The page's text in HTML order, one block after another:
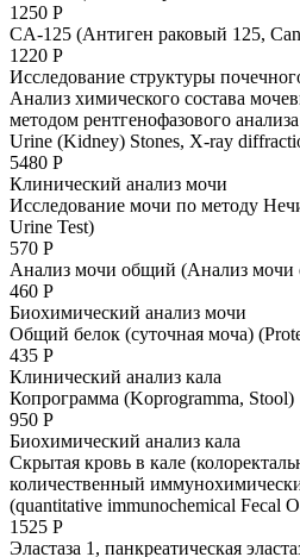
1250 Р
CA-125 (Антиген раковый 125,
1220 Р
Исследование структуры
Анализ химического состава
методом рентгенофазового
Urine (Kidney) Stones, Х-ray
5480 Р
Клинический анализ мочи
Исследование мочи по методу
Urine Test)
570 Р
Анализ мочи общий (Анализ мочи
460 Р
Биохимический анализ мочи
Общий белок (суточная моча)
435 Р
Клинический анализ кала
Копрограмма (Koprogramma, Stool)
950 Р
Биохимический анализ кала
Скрытая кровь в кале
количественный
(quantitative immunochemical Fecal
1525 Р
Эластаза 1, панкреатическая